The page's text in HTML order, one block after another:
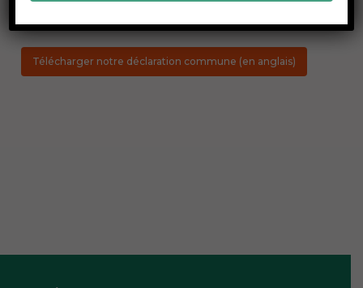
Télécharger notre déclaration commune (en anglais)